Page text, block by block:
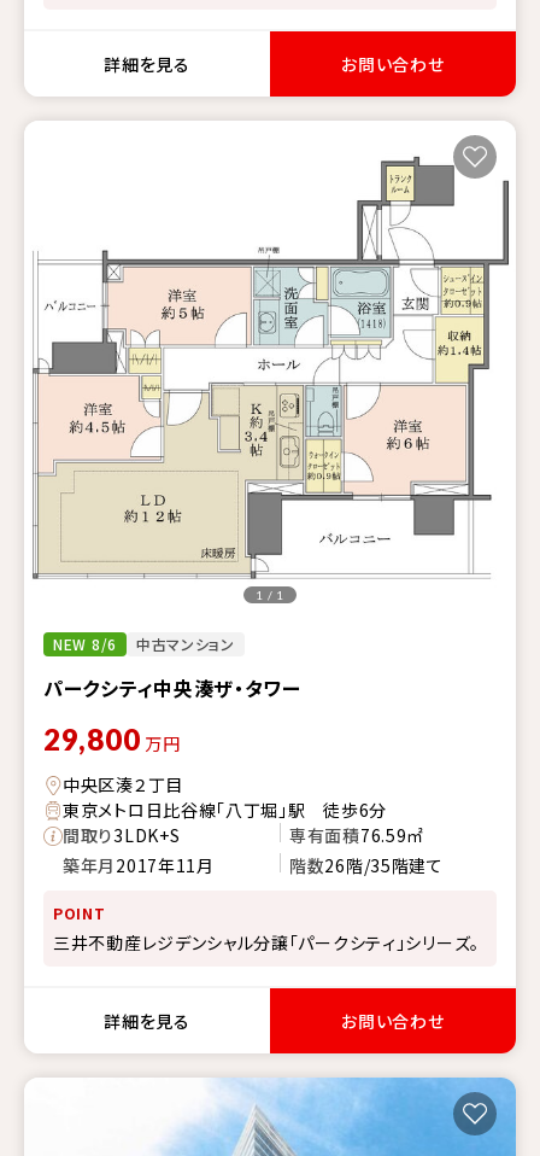
詳細を見る お問い合わせ
NEW 8/6 中古マンション
パークシティ中央湊ザ・タワー
1 / 1
29,800 万円
中央区湊２丁目
東京メトロ日比谷線「八丁堀」駅 徒歩6分
間取り3LDK+S 専有面積76.59㎡
築年月 2017年11月 階数26階/35階建て
POINT
三井不動産レジデンシャル分譲「パークシティ」シリーズ。
詳細を見る お問い合わせ